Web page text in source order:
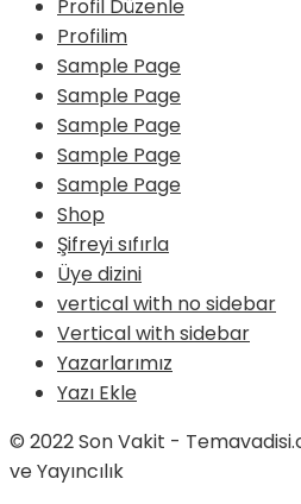
Profil Düzenle
Profilim
Sample Page
Sample Page
Sample Page
Sample Page
Sample Page
Shop
Şifreyi sıfırla
Üye dizini
vertical with no sidebar
Vertical with sidebar
Yazarlarımız
Yazı Ekle
© 2022 Son Vakit -
ve Yayıncılık